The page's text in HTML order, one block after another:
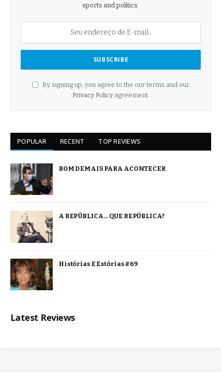
sports and politics.
By signing up, you agree to the our terms and our
Privacy Policyagreement.
POPULAR RECENT TOP REVIEWS
BOM DEMAIS PARA ACONTECER
A REPÚBLICA… QUE REPÚBLICA?
Histórias E Estórias #69
Latest Reviews